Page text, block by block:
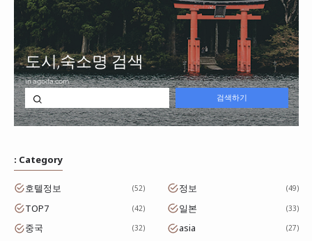
: Category
호텔정보 52 정보 49
TOP7 42 일본 33
중국 32 asia 27